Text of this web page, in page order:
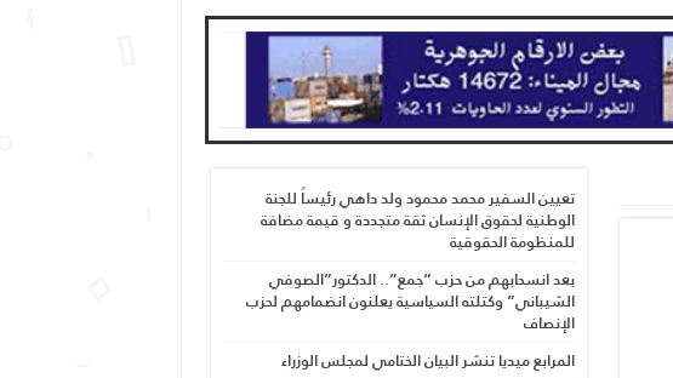
تعيين السفير محمد محمود ولد داهي رئيساً للجنة
الوطنية لحقوق الإنسان ثقة متجددة و قيمة مضافة
للمنظومة الحقوقية
بعد انسحابهم من حزب “جمع”.. الدكتور”الصوفي
الشيباني” وكتلته السياسية يعلنون انضمامهم لحزب
الإنصاف
المرابع ميديا تنشر البيان الختامي لمجلس الوزراء